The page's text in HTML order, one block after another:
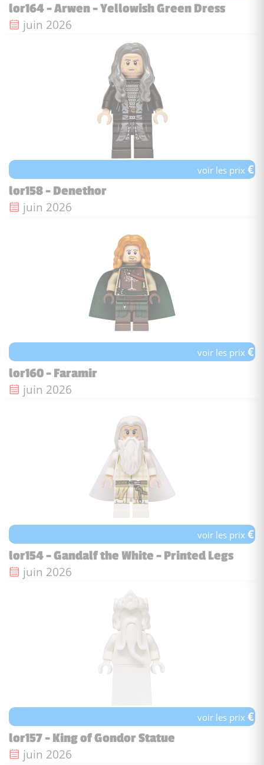
lor164 - Arwen - Yellowish Green Dress
Date de sortie :
juin 2026
voir les prix€
lor158 - Denethor
Date de sortie :
juin 2026
voir les prix€
lor160 - Faramir
Date de sortie :
juin 2026
voir les prix€
lor154 - Gandalf the White - Printed Legs
Date de sortie :
juin 2026
voir les prix€
lor157 - King of Gondor Statue
Date de sortie :
juin 2026